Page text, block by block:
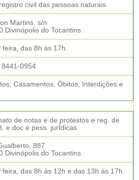
civil das pessoas naturais
Martins, s/n
Divinópolis do Tocantins
feira, das 8h às 17h.
8441-0954
Casamentos, Óbitos, Interdições e
de notas e de protestos e reg. de
e doc e pess. jurÍdicas
887
Divinópolis do Tocantins
feira, das 8h às 12h e das 13h às 17h.